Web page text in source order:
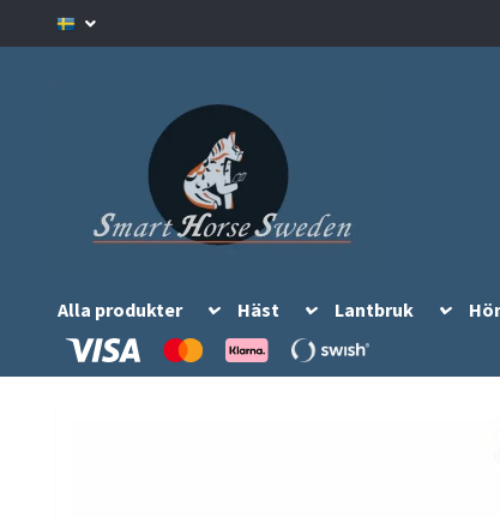
Alla produkter Häst Lantbruk